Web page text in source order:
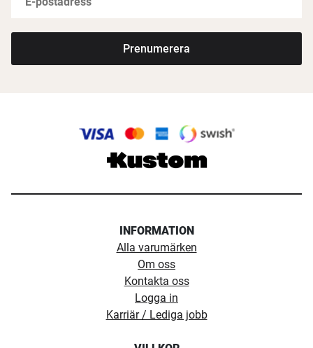
Prenumerera
INFORMATION
Alla varumärken
Om oss
Kontakta oss
Logga in
Karriär / Lediga jobb